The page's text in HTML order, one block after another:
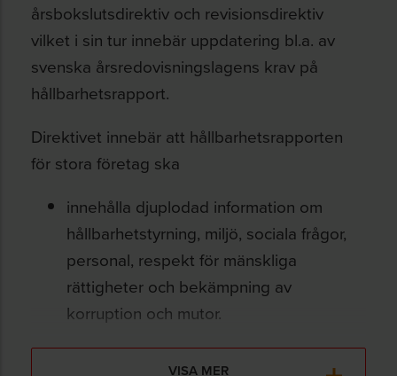
årsbokslutsdirektiv och revisionsdirektiv
vilket i sin tur innebär uppdatering bl.a. av
svenska årsredovisningslagens krav på
hållbarhetsrapport.
Direktivet innebär att hållbarhetsrapporten
för stora företag ska
innehålla djuplodad information om
hållbarhetstyrning, miljö, sociala frågor,
personal, respekt för mänskliga
rättigheter och bekämpning av
korruption och mutor.
behandla hållbarhetsfrågor som
VISA MER